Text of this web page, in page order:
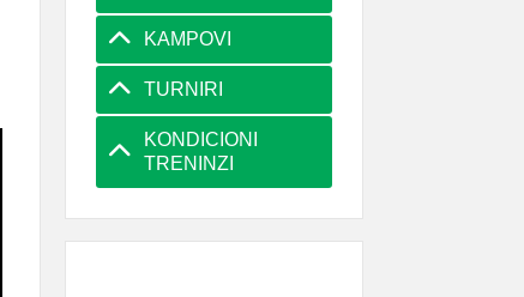
KAMPOVI
TURNIRI
KONDICIONI
TRENINZI